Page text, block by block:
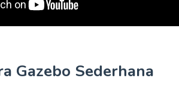
Gazebo Sederhana